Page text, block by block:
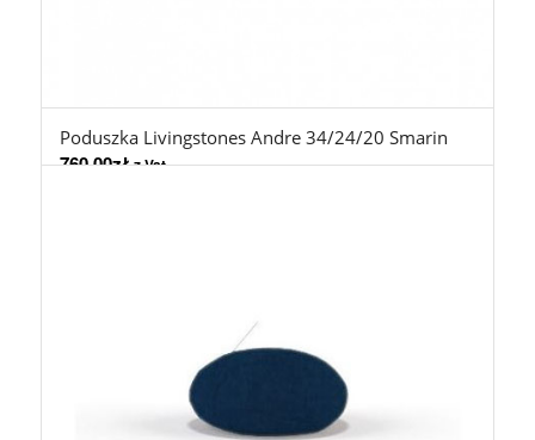
Poduszka Livingstones Andre 34/24/20 Smarin
760,00zł z Vat